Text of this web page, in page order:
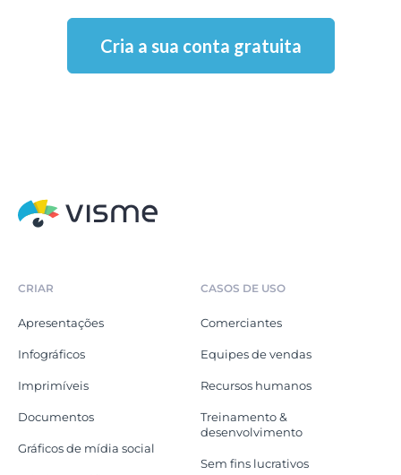
Cria a sua conta gratuita
CRIAR
Apresentações
Infográficos
Imprimíveis
Documentos
Gráficos de mídia social
CASOS DE USO
Comerciantes
Equipes de vendas
Recursos humanos
Treinamento &
desenvolvimento
Sem fins lucrativos